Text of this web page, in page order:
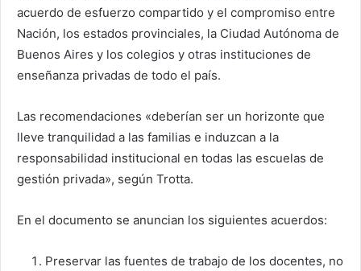
acuerdo de esfuerzo compartido y el compromiso entre
Nación, los estados provinciales, la Ciudad Autónoma de
Buenos Aires y los colegios y otras instituciones de
enseñanza privadas de todo el país.
Las recomendaciones «deberían ser un horizonte que
lleve tranquilidad a las familias e induzcan a la
responsabilidad institucional en todas las escuelas de
gestión privada», según Trotta.
En el documento se anuncian los siguientes acuerdos:
Preservar las fuentes de trabajo de los docentes, no